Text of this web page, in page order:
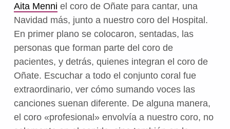
Aita Menni el coro de Oñate para cantar, una
Navidad más, junto a nuestro coro del Hospital.
En primer plano se colocaron, sentadas, las
personas que forman parte del coro de
pacientes, y detrás, quienes integran el coro de
Oñate. Escuchar a todo el conjunto coral fue
extraordinario, ver cómo sumando voces las
canciones suenan diferente. De alguna manera,
el coro «profesional» envolvía a nuestro coro, no